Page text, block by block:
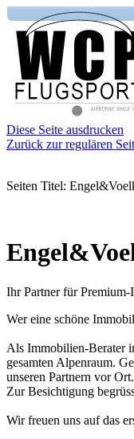
Diese Seite ausdrucken
Zurück zur regulären
Seiten Titel:
Ihr Partner für
Wer eine schöne
Als Immobilien-Berater
gesamten Alpenraum.
unseren Partnern vor
Zur Besichtigung
Wir freuen uns auf das